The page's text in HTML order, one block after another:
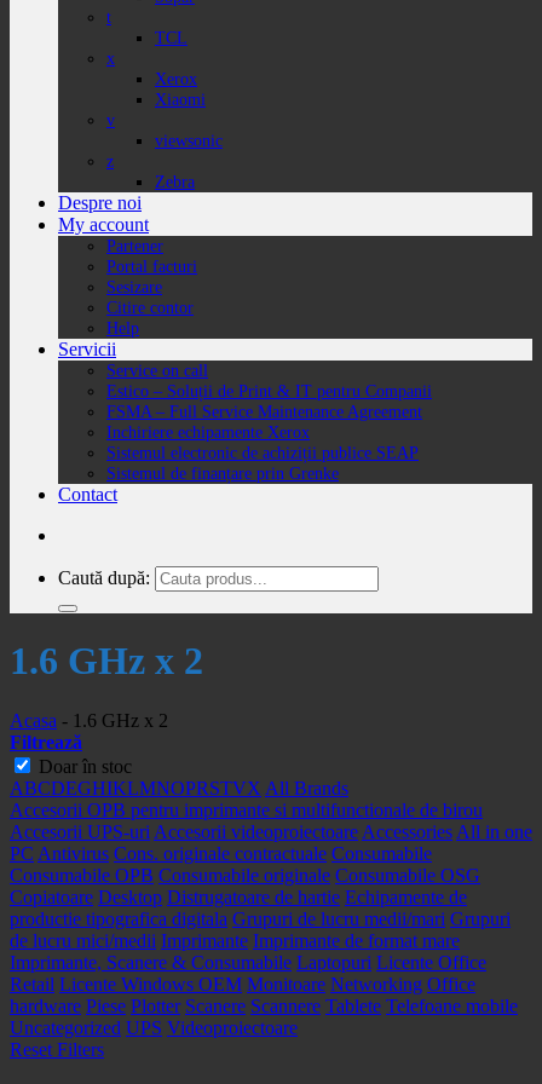
t
TCL
x
Xerox
Xiaomi
v
viewsonic
z
Zebra
Despre noi
My account
Partener
Portal facturi
Sesizare
Citire contor
Help
Servicii
Service on call
Estico – Soluții de Print & IT pentru Companii
FSMA – Full Service Maintenance Agreement
Inchiriere echipamente Xerox
Sistemul electronic de achiziții publice SEAP
Sistemul de finanțare prin Grenke
Contact
Caută după:
1.6 GHz x 2
Acasa - 1.6 GHz x 2
Filtrează
Doar în stoc
ABCDEGHIKLMNOPRSTVX All Brands
Accesorii OPB pentru imprimante si multifunctionale de birou
Accesorii UPS-uri Accesorii videoproiectoare Accessories All in one
PC Antivirus Cons. originale contractuale Consumabile
Consumabile OPB Consumabile originale Consumabile OSG
Copiatoare Desktop Distrugatoare de hartie Echipamente de
productie tipografica digitala Grupuri de lucru medii/mari Grupuri
de lucru mici/medii Imprimante Imprimante de format mare
Imprimante, Scanere & Consumabile Laptopuri Licente Office
Retail Licente Windows OEM Monitoare Networking Office
hardware Piese Plotter Scanere Scannere Tablete Telefoane mobile
Uncategorized UPS Videoproiectoare
Reset Filters